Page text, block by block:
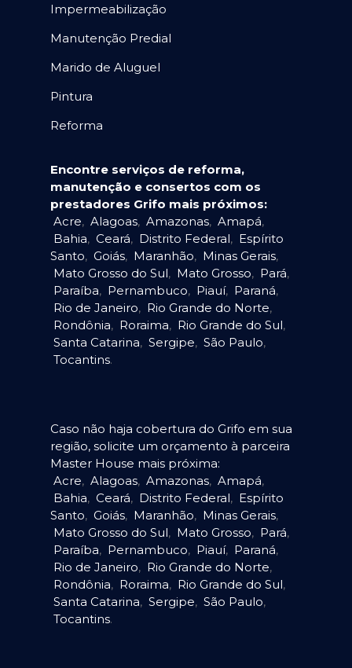
Impermeabilização
Manutenção Predial
Marido de Aluguel
Pintura
Reforma
Encontre serviços de reforma,
manutenção e consertos com os
prestadores Grifo mais próximos:
Acre, Alagoas, Amazonas, Amapá,
Bahia, Ceará, Distrito Federal, Espírito
Santo, Goiás, Maranhão, Minas Gerais,
Mato Grosso do Sul, Mato Grosso, Pará,
Paraíba, Pernambuco, Piauí, Paraná,
Rio de Janeiro, Rio Grande do Norte,
Rondônia, Roraima, Rio Grande do Sul,
Santa Catarina, Sergipe, São Paulo,
Tocantins.
Caso não haja cobertura do Grifo em sua
região, solicite um orçamento à parceira
Master House mais próxima:
Acre, Alagoas, Amazonas, Amapá,
Bahia, Ceará, Distrito Federal, Espírito
Santo, Goiás, Maranhão, Minas Gerais,
Mato Grosso do Sul, Mato Grosso, Pará,
Paraíba, Pernambuco, Piauí, Paraná,
Rio de Janeiro, Rio Grande do Norte,
Rondônia, Roraima, Rio Grande do Sul,
Santa Catarina, Sergipe, São Paulo,
Tocantins.